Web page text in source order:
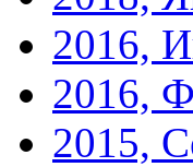
2016,
2016,
2015,